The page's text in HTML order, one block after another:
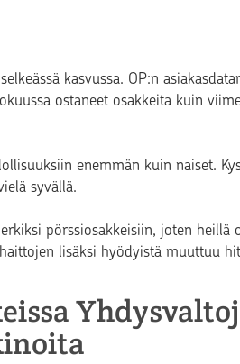
kasvussa. OP:n
ostaneet osakkeita kuin
enemmän kuin naiset.
syvällä.
pörssiosakkeisiin, joten heillä
lisäksi hyödyistä muuttuu